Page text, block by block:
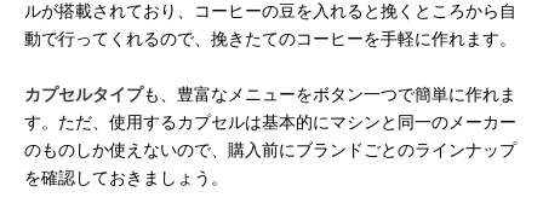
ルが搭載されており、コーヒーの豆を入れると挽くところから自
動で行ってくれるので、挽きたてのコーヒーを手軽に作れます。
カプセルタイプも、豊富なメニューをボタン一つで簡単に作れま
す。ただ、使用するカプセルは基本的にマシンと同一のメーカー
のものしか使えないので、購入前にブランドごとのラインナップ
を確認しておきましょう。